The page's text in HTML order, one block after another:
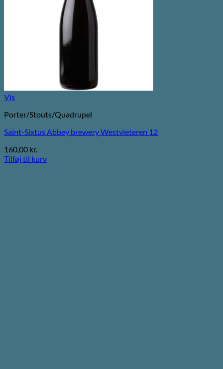
Vis
Porter/Stouts/Quadrupel
Saint-Sixtus Abbey brewery Westvleteren 12
160,00 kr.
Tilføj til kurv